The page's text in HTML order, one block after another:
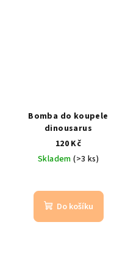
Bomba do koupele
dinousarus
120 Kč
Skladem(>3 ks)
Do košíku